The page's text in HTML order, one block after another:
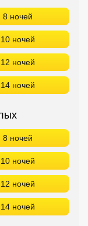
8 ночей
10 ночей
12 ночей
14 ночей
8 ночей
10 ночей
12 ночей
14 ночей